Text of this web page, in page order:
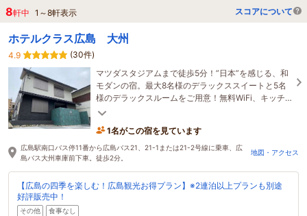
8軒中 1 ～8軒表示 スコアについて
ホテルクラス広島 大州
4.9
(30件)
マツダスタジアムまで徒歩5分！”日本”を感じる、和
モダンの宿。最大8名様のデラックススイートと5名
様のデラックスルームをご用意！無料WiFi、キッチ
ン、プライベートバス付きで長期滞在にも対応！
1名がこの宿を見ています
広島駅南口バス停11番から広島バス21、21-1または21-2号線に乗車、広
島バス大州車庫前下車。徒歩2分。
地図・アクセス
【広島の四季を楽しむ！広島観光お得プラン】※2連泊以上プランも別途
好評販売中！
その他 食事なし